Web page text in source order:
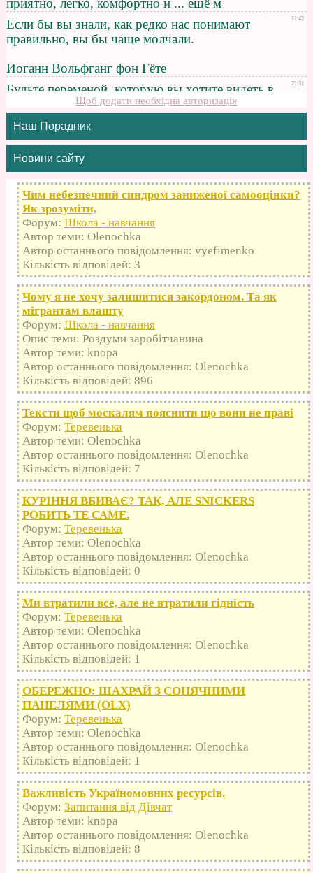
Щоб додати необхідна авторизація
Наш Порадник
Новини сайту
Чим небезпечний синдром заниженої самооцінки?
Як зрозуміти,
Форум: Школа - навчання
Автор теми: Olenochka
Автор останнього повідомлення: vyefimenko
Кількість відповідей: 3
Чому я не хочу залишитися закордоном. Та як
мігрантам влашту
Форум: Школа - навчання
Опис теми: Роздуми заробітчанина
Автор теми: knopa
Автор останнього повідомлення: Olenochka
Кількість відповідей: 896
Тексти щоб москалям пояснити що вони не праві
Форум: Теревенька
Автор теми: Olenochka
Автор останнього повідомлення: Olenochka
Кількість відповідей: 7
КУРІННЯ ВБИВАЄ? ТАК, АЛЕ SNICKERS
РОБИТЬ ТЕ САМЕ.
Форум: Теревенька
Автор теми: Olenochka
Автор останнього повідомлення: Olenochka
Кількість відповідей: 0
Ми втратили все, але не втратили гідність
Форум: Теревенька
Автор теми: Olenochka
Автор останнього повідомлення: Olenochka
Кількість відповідей: 1
ОБЕРЕЖНО: ШАХРАЙ З СОНЯЧНИМИ
ПАНЕЛЯМИ (OLX)
Форум: Теревенька
Автор теми: Olenochka
Автор останнього повідомлення: Olenochka
Кількість відповідей: 1
Важливість Україномовних ресурсів.
Форум: Запитання від Дівчат
Автор теми: knopa
Автор останнього повідомлення: Olenochka
Кількість відповідей: 8